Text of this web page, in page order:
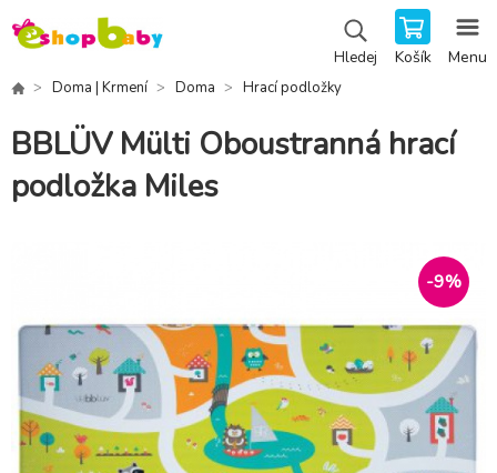
Hledej Košík Menu
Doma | Krmení Doma Hrací podložky
BBLÜV Mülti Oboustranná hrací
podložka Miles
-9%